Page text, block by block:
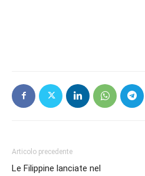
Articolo precedente
Le Filippine lanciate nel